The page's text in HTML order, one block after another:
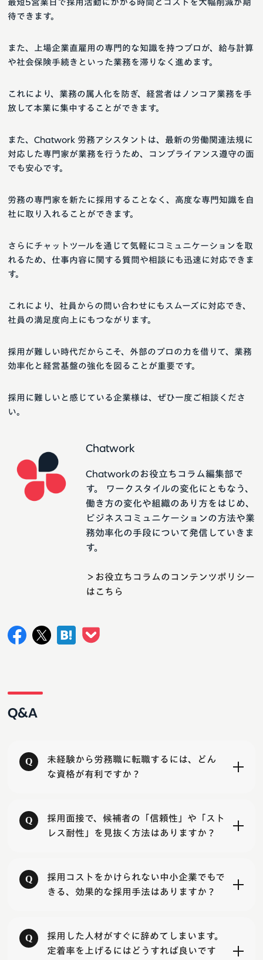
最短5営業日で採用活動にかかる時間とコストを大幅削減が期
待できます。
また、上場企業直雇用の専門的な知識を持つプロが、給与計算
や社会保険手続きといった業務を滞りなく進めます。
これにより、業務の属人化を防ぎ、経営者はノンコア業務を手
放して本業に集中することができます。
また、Chatwork 労務アシスタントは、最新の労働関連法規に
対応した専門家が業務を行うため、コンプライアンス遵守の面
でも安心です。
労務の専門家を新たに採用することなく、高度な専門知識を自
社に取り入れることができます。
さらにチャットツールを通じて気軽にコミュニケーションを取
れるため、仕事内容に関する質問や相談にも迅速に対応できま
す。
これにより、社員からの問い合わせにもスムーズに対応でき、
社員の満足度向上にもつながります。
採用が難しい時代だからこそ、外部のプロの力を借りて、業務
効率化と経営基盤の強化を図ることが重要です。
採用に難しいと感じている企業様は、ぜひ一度ご相談くださ
い。
Chatwork
Chatworkのお役立ちコラム編集部で
す。 ワークスタイルの変化にともなう、
働き方の変化や組織のあり方をはじめ、
ビジネスコミュニケーションの方法や業
務効率化の手段について発信していきま
す。
＞お役立ちコラムのコンテンツポリシー
はこちら
Q&A
未経験から労務職に転職するには、どん
な資格が有利ですか？
採用面接で、候補者の「信頼性」や「スト
レス耐性」を見抜く方法はありますか？
採用コストをかけられない中小企業でもで
きる、効果的な採用手法はありますか？
採用した人材がすぐに辞めてしまいます。
定着率を上げるにはどうすれば良いです